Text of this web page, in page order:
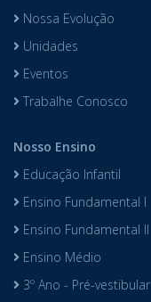
Nossa Evolução
Unidades
Eventos
Trabalhe Conosco
Nosso Ensino
Educação Infantil
Ensino Fundamental I
Ensino Fundamental II
Ensino Médio
3º Ano - Pré-vestibular